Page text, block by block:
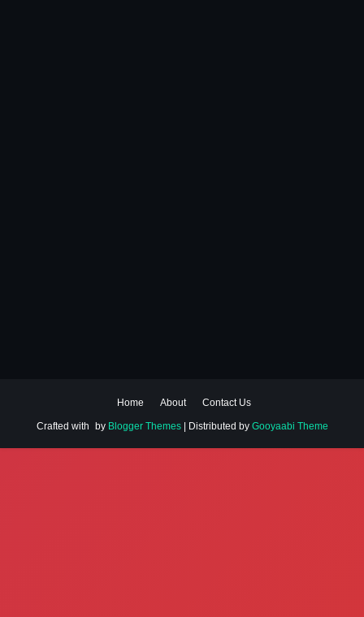
Home About Contact Us
Crafted with by Blogger Themes| Distributed by Gooyaabi Theme